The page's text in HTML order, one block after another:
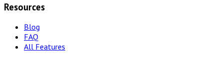
Resources
Blog
FAQ
All Features